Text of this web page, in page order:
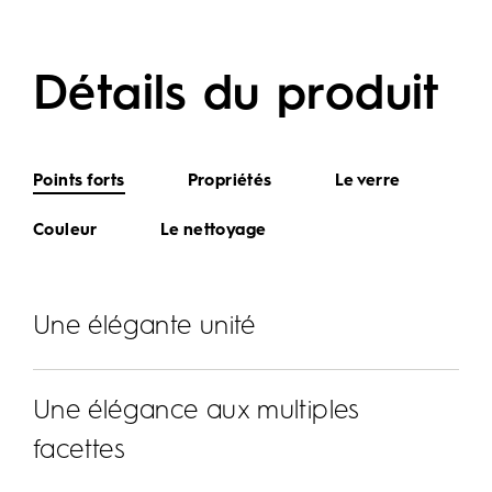
Détails du produit
Points forts Propriétés Le verre
Couleur Le nettoyage
Une élégante unité
Une élégance aux multiples
facettes